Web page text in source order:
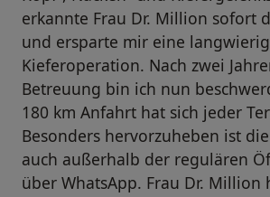
erkannte Frau Dr. Million sofort
und ersparte mir eine
Kieferoperation. Nach zwei
Betreuung bin ich nun
180 km Anfahrt hat sich jeder
Besonders hervorzuheben ist
auch außerhalb der regulären
über WhatsApp. Frau Dr. Million